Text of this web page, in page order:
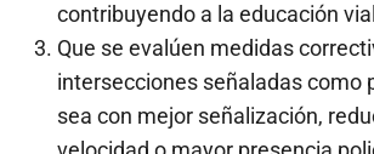
contribuyendo a la educación
Que se evalúen medidas
intersecciones señaladas como
sea con mejor señalización,